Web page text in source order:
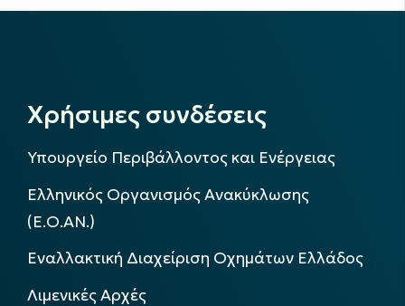
Χρήσιμες συνδέσεις
Υπουργείο Περιβάλλοντος και Ενέργειας
Ελληνικός Οργανισμός Ανακύκλωσης
(Ε.Ο.ΑΝ.)
Εναλλακτική Διαχείριση Οχημάτων Ελλάδος
Λιμενικές Αρχές